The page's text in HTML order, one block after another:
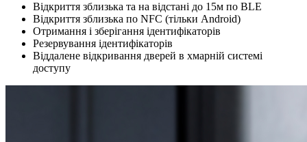
Відкриття зблизька та на відстані до 15м по BLE
Відкриття зблизька по NFC (тільки Android)
Отримання і зберігання ідентифікаторів
Резервування ідентифікаторів
Віддалене відкривання дверей в хмарній системі
доступу